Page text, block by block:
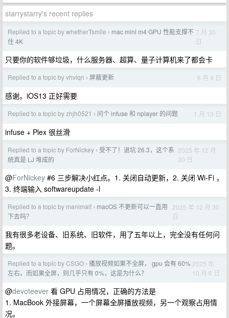
starrystarry's recent replies
Replied to a topic by whetherTsmile › mac mini m4 GPU 性能支撑不
住 4K
7 月 30
日
只要你的软件够垃圾，什么服务器、超算、量子计算机来了都会卡
Replied to a topic by vhvlqn › 屏蔽更新 6 月 4 日
感谢。iOS13 正好需要
Replied to a topic by zhjh0521 › 问个 infuse 和 nplayer 的问题 1 月 13 日
infuse + Plex 很丝滑
Replied to a topic by ForNickey › 受不了！退坑 26.3，这个系
统真是 LJ 堆成的
2025 年 12 月
30 日
@ForNickey #6 三步解决小红点。1. 关闭自动更新，2. 关闭 Wi-Fi ，
3. 终端输入 softwareupdate -l
Replied to a topic by manimalt › macOS 不更新可以一直用
下去吗？
2025 年 12 月 30
日
我有很多老设备、旧系统、旧软件，用了五年以上，完全没有任何问
题。
Replied to a topic by CSGO › 播放视频如果不全屏， gpu 会有 60%
左右。而如果全屏，则几乎只有 0%，这是为什么？
2025 年
10 月 6 日
@devoteever 看 GPU 占用情况，正确的方法是
1. MacBook 外接屏幕，一个屏幕全屏播放视频，另一个观察占用情
况。